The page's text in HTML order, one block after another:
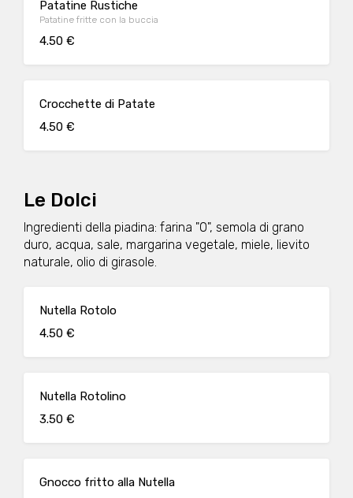
Patatine Rustiche
Patatine fritte con la buccia
4.50 €
Crocchette di Patate
4.50 €
Le Dolci
Ingredienti della piadina: farina "0", semola di grano
duro, acqua, sale, margarina vegetale, miele, lievito
naturale, olio di girasole.
Nutella Rotolo
4.50 €
Nutella Rotolino
3.50 €
Gnocco fritto alla Nutella